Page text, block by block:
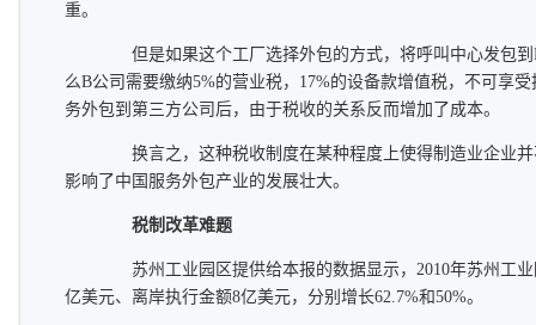
重。
但是如果这个工厂选择外包的方式，将呼叫中心发包到
么B公司需要缴纳5%的营业税，17%的设备款增值税，不可享
务外包到第三方公司后，由于税收的关系反而增加了成本。
换言之，这种税收制度在某种程度上使得制造业企业并
影响了中国服务外包产业的发展壮大。
税制改革难题
苏州工业园区提供给本报的数据显示，2010年苏州工业
亿美元、离岸执行金额8亿美元，分别增长62.7%和50%。